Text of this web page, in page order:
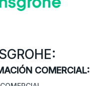
COMERCIAL: